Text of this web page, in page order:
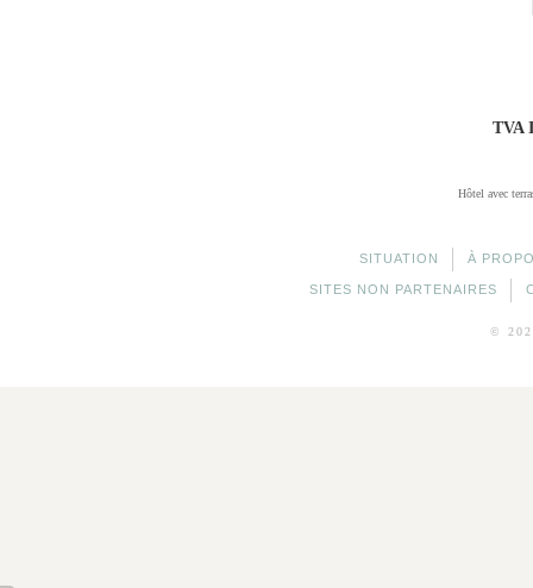
TVA
Hôtel avec
SITUATION À
SITES NON PARTENAIRES
©